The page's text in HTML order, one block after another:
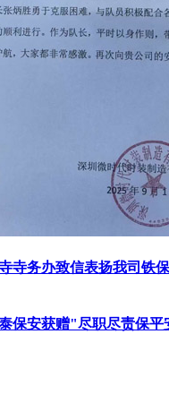
寺务办致信表扬我司铁
保安获赠"尽职尽责保平